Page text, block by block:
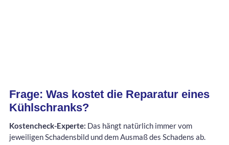
Frage: Was kostet die Reparatur eines
Kühlschranks?
Kostencheck-Experte: Das hängt natürlich immer vom
jeweiligen Schadensbild und dem Ausmaß des Schadens ab.